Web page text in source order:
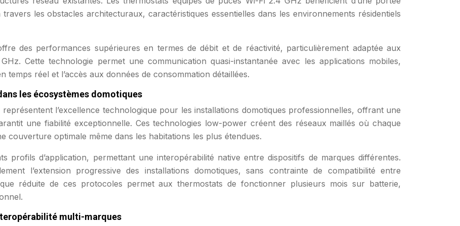
les obstacles architecturaux, caractéristiques essentielles dans les environnements résidentiels
des performances supérieures en termes de débit et de réactivité, particulièrement adaptée aux
Cette technologie permet une communication quasi-instantanée avec les applications mobiles,
temps réel et l’accès aux données de consommation détaillées.
les écosystèmes domotiques
l’excellence technologique pour les installations domotiques professionnelles, offrant une
une fiabilité exceptionnelle. Ces technologies low-power créent des réseaux maillés où chaque
couverture optimale même dans les habitations les plus étendues.
profils d’application, permettant une interopérabilité native entre dispositifs de marques différentes.
l’extension progressive des installations domotiques, sans contrainte de compatibilité entre
réduite de ces protocoles permet aux thermostats de fonctionner plusieurs mois sur batterie,
multi-marques